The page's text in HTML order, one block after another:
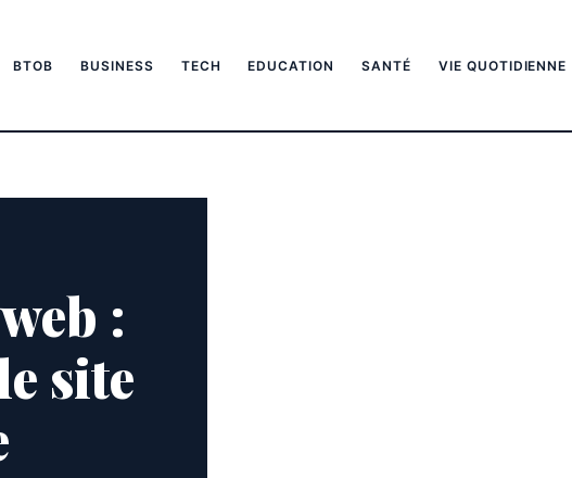
BTOB BUSINESS TECH EDUCATION SANTÉ VIE QUOTIDIENNE
:
site